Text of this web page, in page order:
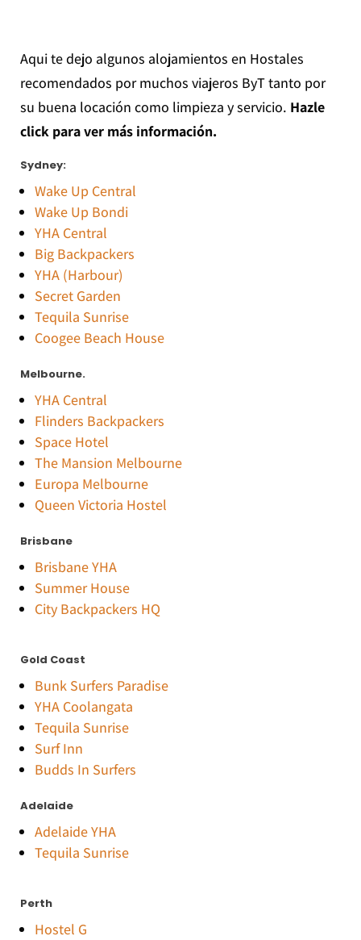
Aqui te dejo algunos alojamientos en Hostales
recomendados por muchos viajeros ByT tanto por
su buena locación como limpieza y servicio. Hazle
click para ver más información.
Sydney:
Wake Up Central
Wake Up Bondi
YHA Central
Big Backpackers
YHA (Harbour)
Secret Garden
Tequila Sunrise
Coogee Beach House
Melbourne.
YHA Central
Flinders Backpackers
Space Hotel
The Mansion Melbourne
Europa Melbourne
Queen Victoria Hostel
Brisbane
Brisbane YHA
Summer House
City Backpackers HQ
Gold Coast
Bunk Surfers Paradise
YHA Coolangata
Tequila Sunrise
Surf Inn
Budds In Surfers
Adelaide
Adelaide YHA
Tequila Sunrise
Perth
Hostel G